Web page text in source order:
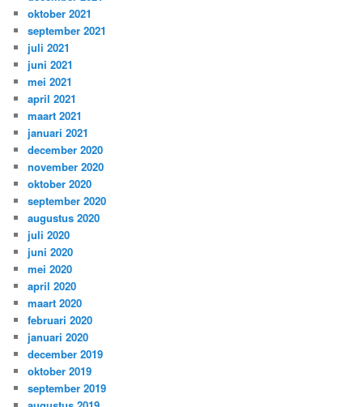
oktober 2021
september 2021
juli 2021
juni 2021
mei 2021
april 2021
maart 2021
januari 2021
december 2020
november 2020
oktober 2020
september 2020
augustus 2020
juli 2020
juni 2020
mei 2020
april 2020
maart 2020
februari 2020
januari 2020
december 2019
oktober 2019
september 2019